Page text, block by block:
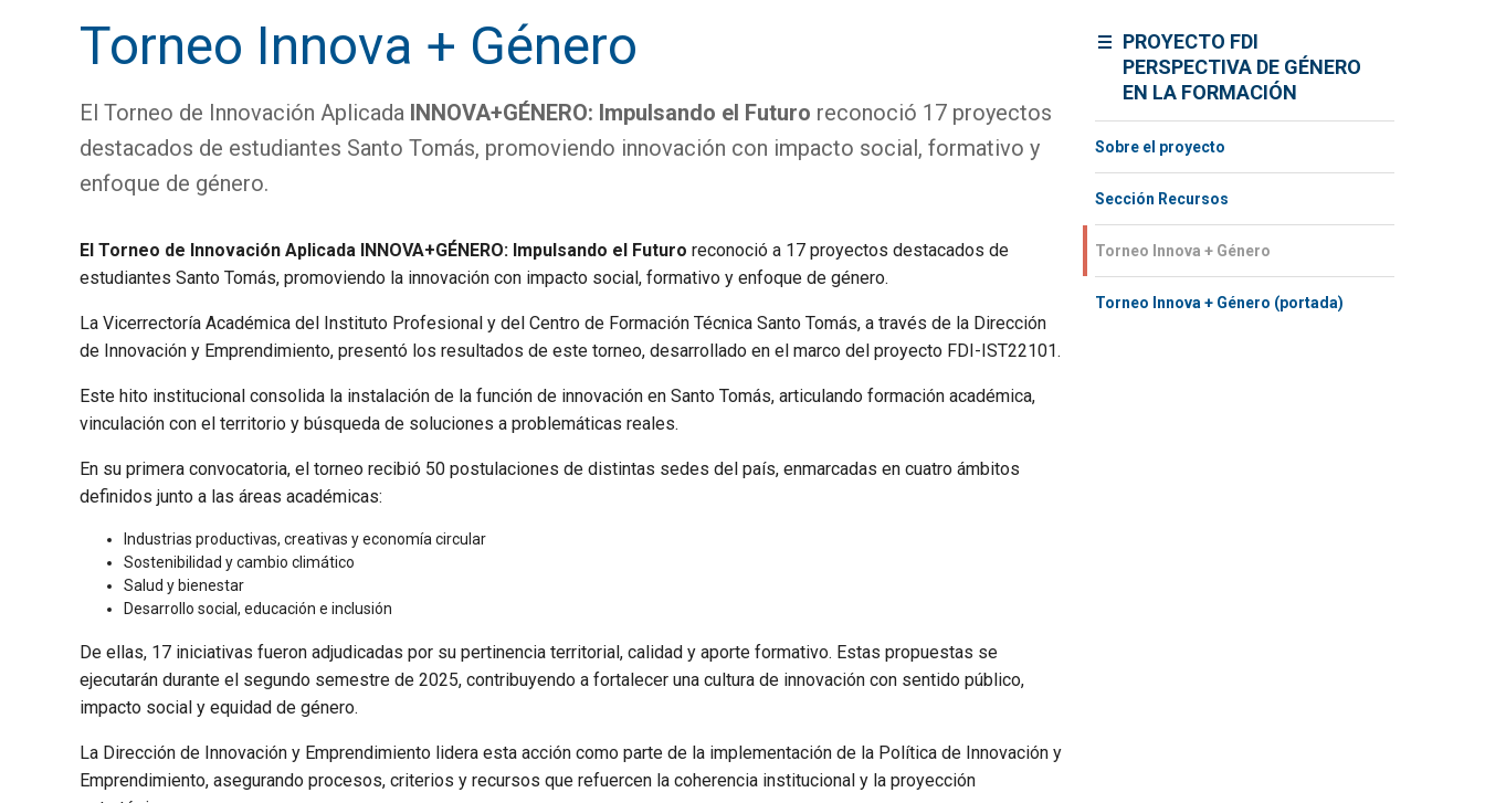
Torneo Innova + Género
El Torneo de Innovación Aplicada INNOVA+GÉNERO: Impulsando el Futuro reconoció 17 proyectos
destacados de estudiantes Santo Tomás, promoviendo innovación con impacto social, formativo y
enfoque de género.
El Torneo de Innovación Aplicada INNOVA+GÉNERO: Impulsando el Futuro reconoció a 17 proyectos destacados de
estudiantes Santo Tomás, promoviendo la innovación con impacto social, formativo y enfoque de género.
La Vicerrectoría Académica del Instituto Profesional y del Centro de Formación Técnica Santo Tomás, a través de la Dirección
de Innovación y Emprendimiento, presentó los resultados de este torneo, desarrollado en el marco del proyecto FDI-IST22101.
Este hito institucional consolida la instalación de la función de innovación en Santo Tomás, articulando formación académica,
vinculación con el territorio y búsqueda de soluciones a problemáticas reales.
En su primera convocatoria, el torneo recibió 50 postulaciones de distintas sedes del país, enmarcadas en cuatro ámbitos
definidos junto a las áreas académicas:
Industrias productivas, creativas y economía circular
Sostenibilidad y cambio climático
Salud y bienestar
Desarrollo social, educación e inclusión
De ellas, 17 iniciativas fueron adjudicadas por su pertinencia territorial, calidad y aporte formativo. Estas propuestas se
ejecutarán durante el segundo semestre de 2025, contribuyendo a fortalecer una cultura de innovación con sentido público,
impacto social y equidad de género.
La Dirección de Innovación y Emprendimiento lidera esta acción como parte de la implementación de la Política de Innovación y
Emprendimiento, asegurando procesos, criterios y recursos que refuercen la coherencia institucional y la proyección
PROYECTO FDI
PERSPECTIVA DE GÉNERO
EN LA FORMACIÓN
Sobre el proyecto
Sección Recursos
Torneo Innova + Género
Torneo Innova + Género (portada)